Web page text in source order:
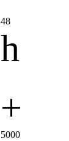
48
h
+
5000